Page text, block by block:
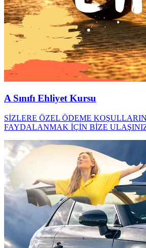
A Sınıfı Ehliyet Kursu
SİZLERE ÖZEL ÖDEME
FAYDALANMAK İÇİN BİZE